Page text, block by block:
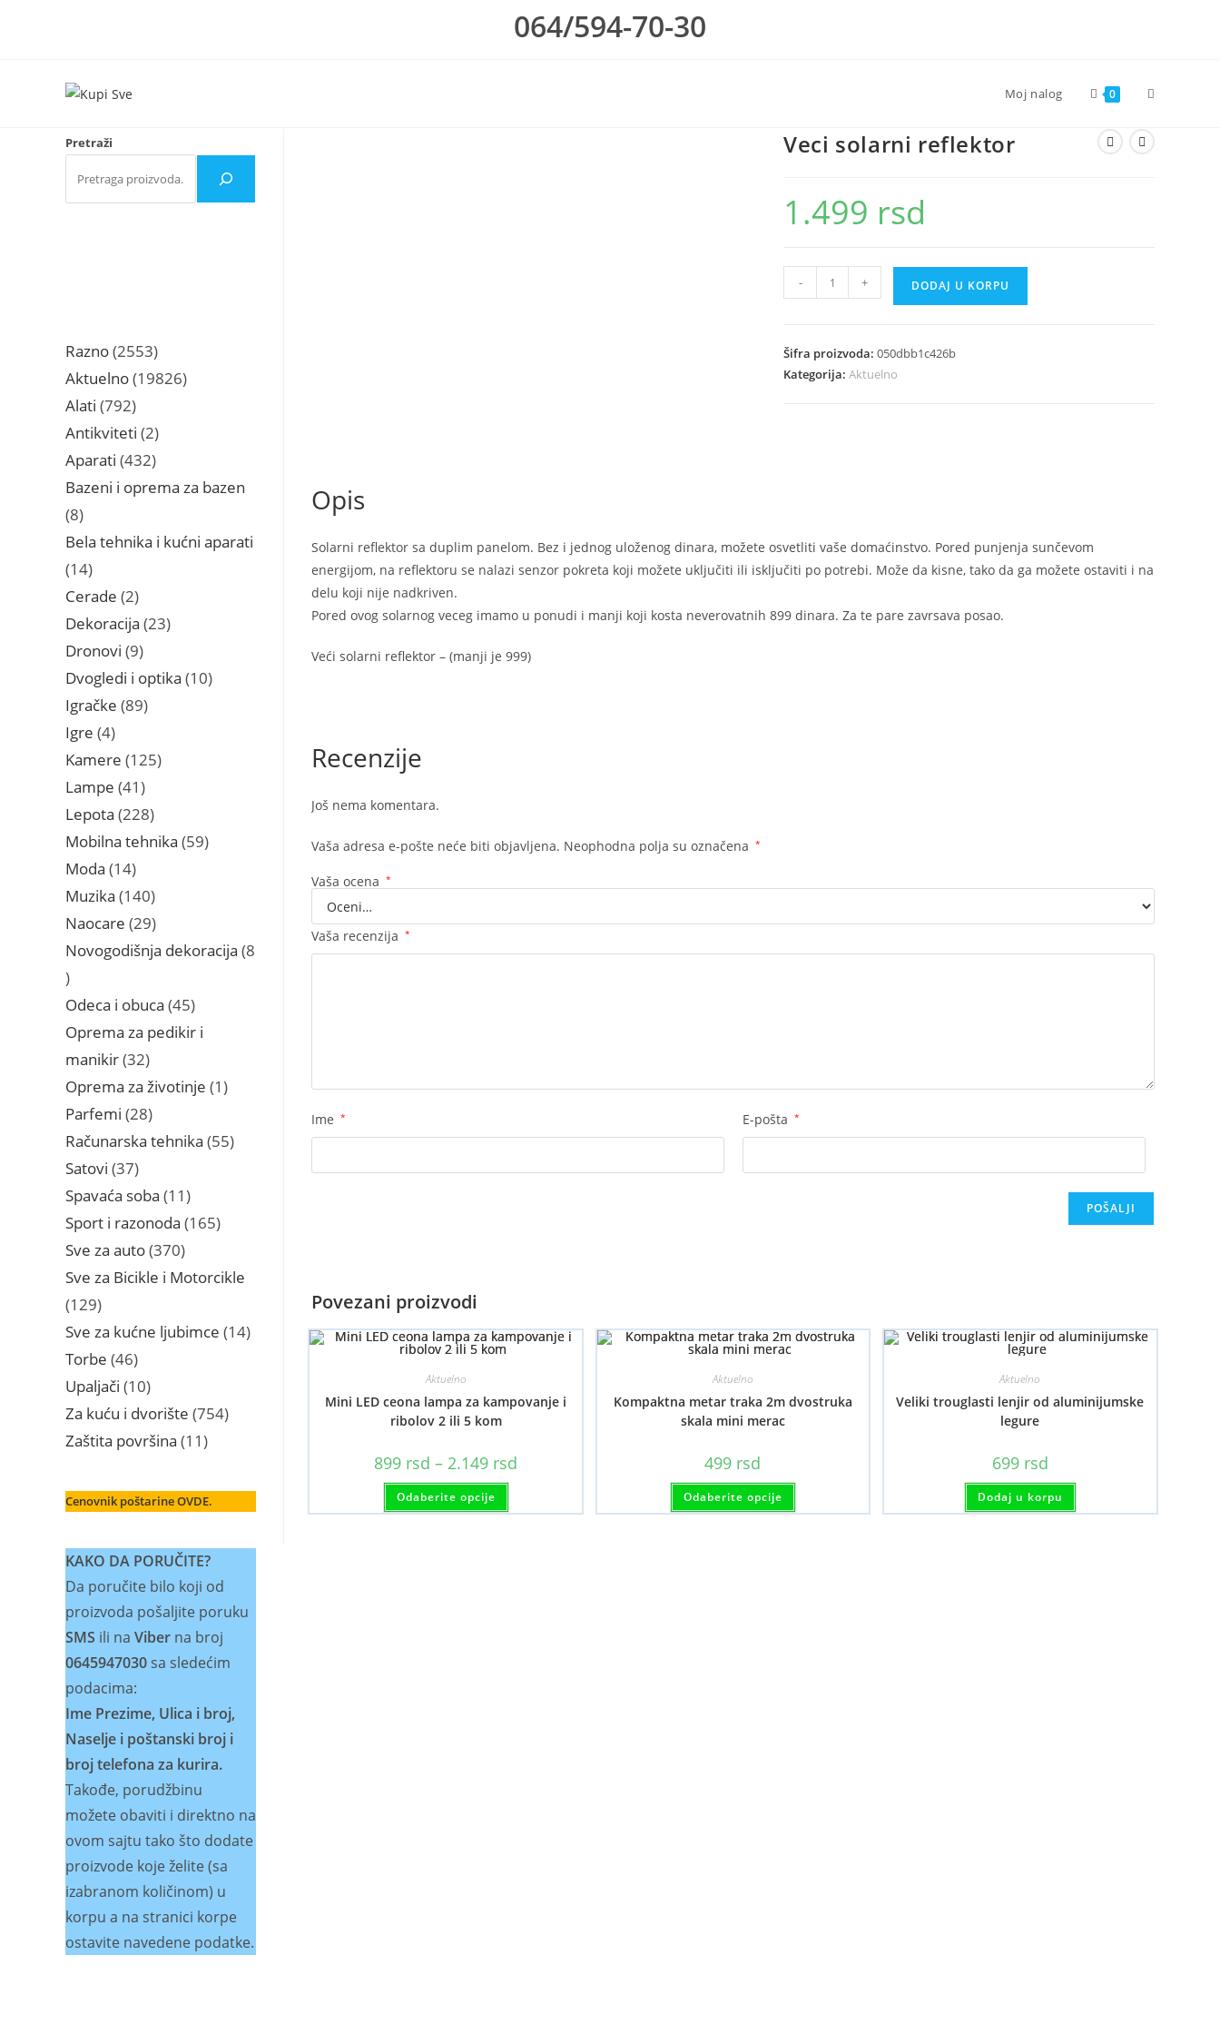
064/594-70-30
Moj nalog 0 Toggle
Veci solarni reflektor
1.499 rsd
solarni
količina
- + DODAJ U KORPU
Šifra proizvoda:050dbb1c426b
Kategorija:Aktuelno
Opis
Solarni reflektor sa duplim panelom. Bez i jednog uloženog dinara, možete osvetliti vaše domaćinstvo. Pored punjenja sunčevom
energijom, na reflektoru se nalazi senzor pokreta koji možete uključiti ili isključiti po potrebi. Može da kisne, tako da ga možete ostaviti i na
delu koji nije nadkriven.
Pored ovog solarnog veceg imamo u ponudi i manji koji kosta neverovatnih 899 dinara. Za te pare zavrsava posao.
Veći solarni reflektor – (manji je 999)
Recenzije
Još nema komentara.
Vaša adresa e-pošte neće biti objavljena. Neophodna polja su označena *
Vaša ocena *
Vaša recenzija *
Ime * E-pošta *
Povezani proizvodi
Aktuelno
Mini LED ceona lampa za kampovanje i
ribolov 2 ili 5 kom
899 rsd – 2.149 rsd
do
Odaberite opcije
Ovaj
ima
Aktuelno
Kompaktna metar traka 2m dvostruka
skala mini merac
499 rsd
Odaberite opcije
Ovaj
ima
Aktuelno
Veliki trouglasti lenjir od aluminijumske
legure
699 rsd
Dodaj u korpu
Pretraži
Razno 25532553
proizvoda
Aktuelno 1982619826
Alati 792792
proizvoda
Antikviteti 22
proizvoda
Aparati 432432
proizvoda
Bazeni i oprema za bazen
88
proizvoda
Bela tehnika i kućni aparati
1414
proizvoda
Cerade 22
proizvoda
Dekoracija 2323
Dronovi 99
proizvoda
Dvogledi i optika 1010
Igračke 8989
Igre 44
proizvoda
Kamere 125125
Lampe 41 41
proizvod
Lepota 228228
proizvoda
Mobilna tehnika 5959
Moda 1414
proizvoda
Muzika 140140
proizvoda
Naocare 2929
proizvoda
Novogodišnja dekoracija 8
8
proizvoda
Odeca i obuca 4545
proizvoda
Oprema za pedikir i
manikir 3232
proizvoda
Oprema za životinje 1 1
Parfemi 2828
proizvoda
Računarska tehnika 5555
Satovi 3737
proizvoda
Spavaća soba 11 11
proizvoda
Sport i razonoda 165165
Sve za auto 370370
proizvoda
Sve za Bicikle i Motorcikle
129129
proizvoda
Sve za kućne ljubimce 1414
Torbe 4646
proizvoda
Upaljači 1010
proizvoda
Za kuću i dvorište 754754
Zaštita površina 11 11
Cenovnik poštarine OVDE.
KAKO DA PORUČITE?
Da poručite bilo koji od
proizvoda pošaljite poruku
SMS ili na Viber na broj
0645947030sa sledećim
podacima:
Ime Prezime, Ulica i broj,
Naselje i poštanski broj i
broj telefona za kurira.
Takođe, porudžbinu
možete obaviti i direktno na
ovom sajtu tako što dodate
proizvode koje želite (sa
izabranom količinom) u
korpu a na stranici korpe
ostavite navedene podatke.